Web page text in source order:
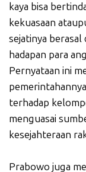
kaya bisa
kekuasaan
sejatinya berasal
hadapan para
Pernyataan ini
terhadap
menguasai
kesejahteraan
Prabowo juga